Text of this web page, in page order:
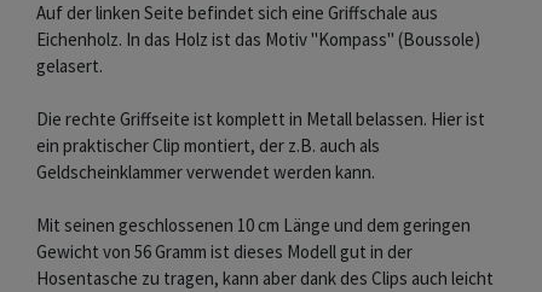
Auf der linken Seite befindet sich eine Griffschale aus
Eichenholz. In das Holz ist das Motiv "Kompass" (Boussole)
gelasert.
Die rechte Griffseite ist komplett in Metall belassen. Hier ist
ein praktischer Clip montiert, der z.B. auch als
Geldscheinklammer verwendet werden kann.
Mit seinen geschlossenen 10 cm Länge und dem geringen
Gewicht von 56 Gramm ist dieses Modell gut in der
Hosentasche zu tragen, kann aber dank des Clips auch leicht